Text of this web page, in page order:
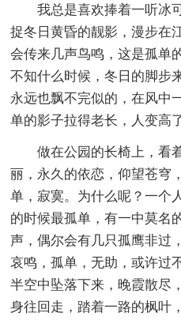
我总是喜欢捧着一听冰
捉冬日黄昏的靓影，漫步在
会传来几声鸟鸣，这是孤单
不知什么时候，冬日的脚步
永远也飘不完似的，在风中
单的影子拉得老长，人变高
做在公园的长椅上，看
丽，永久的依恋，仰望苍穹
单，寂寞。为什么呢？一个
的时候最孤单，有一中莫名
声，偶尔会有几只孤鹰非过
哀鸣，孤单，无助，或许过
半空中坠落下来，晚霞散尽
身往回走，踏着一路的枫叶